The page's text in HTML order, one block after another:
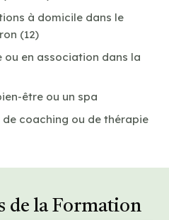
à domicile dans le
(12)
ou en association dans la
être ou un spa
coaching ou de thérapie
de la Formation